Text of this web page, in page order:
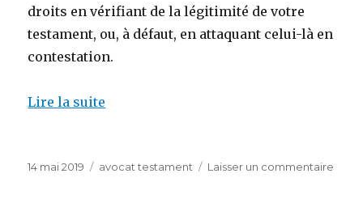
droits en vérifiant de la légitimité de votre
testament, ou, à défaut, en attaquant celui-là en
contestation.
Lire la suite
Publié
14 mai 2019 Catégories
avocat testament Laisser un commentaire